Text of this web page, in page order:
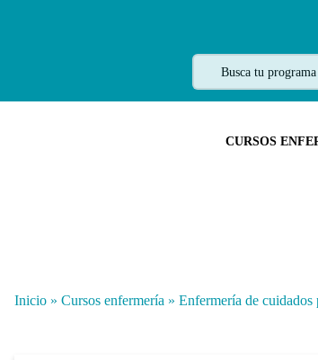
CURSOS
Inicio » Cursos enfermería » Enfermería de cuidados